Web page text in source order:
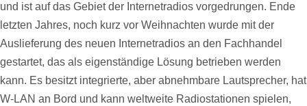
und ist auf das Gebiet der Internetradios vorgedrungen. Ende
letzten Jahres, noch kurz vor Weihnachten wurde mit der
Auslieferung des neuen Internetradios an den Fachhandel
gestartet, das als eigenständige Lösung betrieben werden
kann. Es besitzt integrierte, aber abnehmbare Lautsprecher, hat
W-LAN an Bord und kann weltweite Radiostationen spielen,